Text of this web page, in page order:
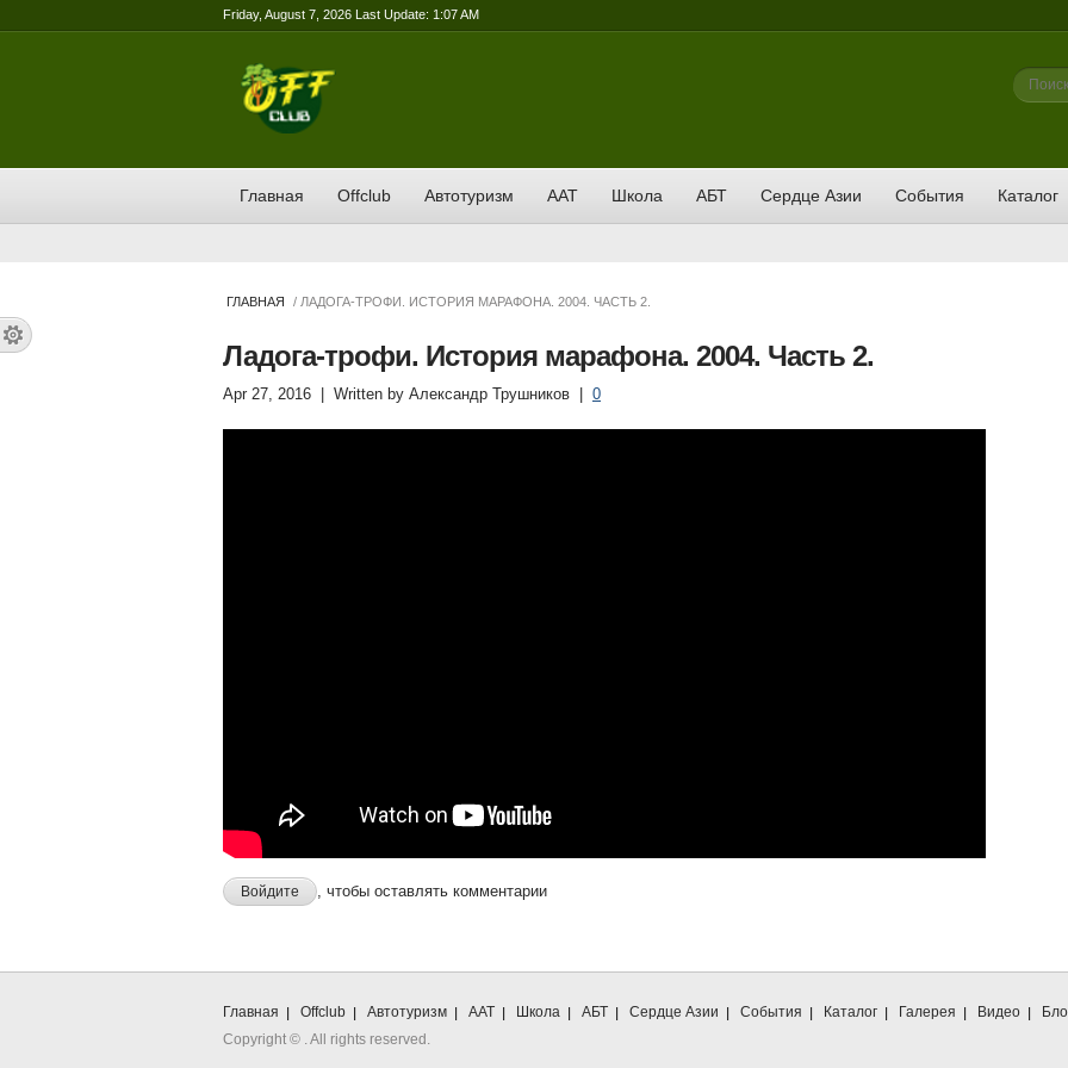
Friday, August 7, 2026 Last Update: 1:07 AM
Поиск
Главная Offclub Автотуризм ААТ Школа АБТ Сердце Азии События Каталог
ГЛАВНАЯ / ЛАДОГА-ТРОФИ. ИСТОРИЯ МАРАФОНА. 2004. ЧАСТЬ 2.
Ладога-трофи. История марафона. 2004. Часть 2.
Apr 27, 2016 | Written by Александр Трушников 0
Войдите , чтобы оставлять комментарии
Главная Offclub Автотуризм ААТ Школа АБТ Сердце Азии События Каталог Галерея Видео
Copyright © . All rights reserved.